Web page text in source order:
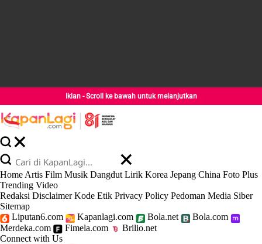
Iklan - Scroll ke bawah untuk melanjutkan
Home Artis Film Musik Dangdut Lirik Korea Jepang China Foto Plus
Trending Video
Redaksi Disclaimer Kode Etik Privacy Policy Pedoman Media Siber
Sitemap
Liputan6.com
Kapanlagi.com Bola.net
Bola.com
Merdeka.com
Fimela.com
Brilio.net
Connect with Us